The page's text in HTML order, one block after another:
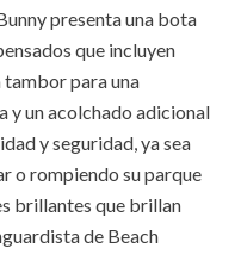
presenta una bota
​​que incluyen
para una
y un acolchado adicional
y seguridad, ya sea
o rompiendo su parque
brillantes que brillan
de Beach